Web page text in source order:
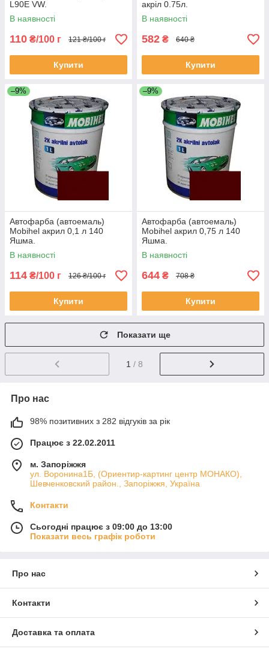
L90E VW.
В наявності
110 ₴/100 г 121 ₴/100 г
Купити
акріл 0.75л.
В наявності
582 ₴ 640 ₴
Купити
–9%
Автофарба (автоемаль)
Mobihel акрил 0,1 л 140
Яшма.
В наявності
114 ₴/100 г 126 ₴/100 г
Купити
–9%
Автофарба (автоемаль)
Mobihel акрил 0,75 л 140
Яшма.
В наявності
644 ₴ 708 ₴
Купити
Показати ще
1 / 8
Про нас
98% позитивних з 282 відгуків за рік
Працює з 22.02.2011
м. Запоріжжя
ул. Воронина1Б, (Ориентир-картинг центр МОНАКО),
Шевченковский район., Запоріжжя, Україна
Контакти
Сьогодні працює з 09:00 до 13:00
Показати весь графік роботи
Про нас
Контакти
Доставка та оплата